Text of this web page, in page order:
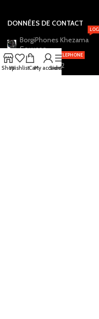
DONNÉES DE CONTACT
BorgiPhones Khezama
Souusse
+216 20 12 19 22
TELEPHONE
ShopWishlistCartMy account
Sidebar